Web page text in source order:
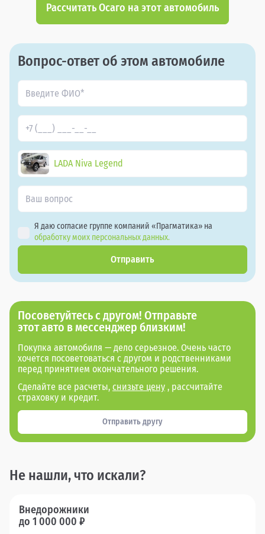
Рассчитать Осаго на этот автомобиль
Вопрос-ответ об этом автомобиле
LADA Niva Legend
Я даю согласие группе компаний «Прагматика» на
обработку моих персональных данных.
Отправить
Посоветуйтесь с другом! Отправьте
этот авто в мессенджер близким!
Покупка автомобиля — дело серьезное. Очень часто
хочется посоветоваться с другом и родственниками
перед принятием окончательного решения.
Сделайте все расчеты, снизьте цену , рассчитайте
страховку и кредит.
Отправить другу
Не нашли, что искали?
Внедорожники
до 1 000 000 ₽